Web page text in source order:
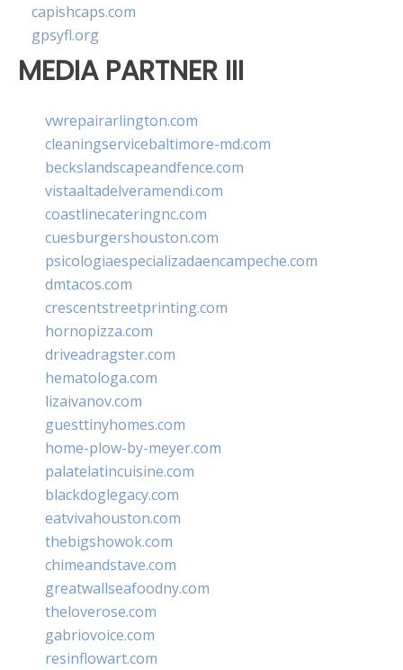
capishcaps.com
gpsyfl.org
MEDIA PARTNER III
vwrepairarlington.com
cleaningservicebaltimore-md.com
beckslandscapeandfence.com
vistaaltadelveramendi.com
coastlinecateringnc.com
cuesburgershouston.com
psicologiaespecializadaencampeche.com
dmtacos.com
crescentstreetprinting.com
hornopizza.com
driveadragster.com
hematologa.com
lizaivanov.com
guesttinyhomes.com
home-plow-by-meyer.com
palatelatincuisine.com
blackdoglegacy.com
eatvivahouston.com
thebigshowok.com
chimeandstave.com
greatwallseafoodny.com
theloverose.com
gabriovoice.com
resinflowart.com